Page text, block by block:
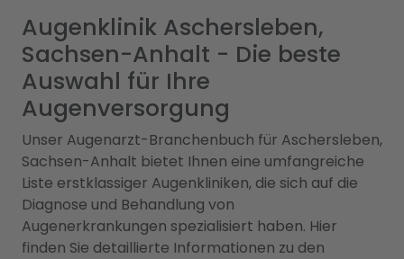
Augenklinik Aschersleben,
Sachsen-Anhalt - Die beste
Auswahl für Ihre
Augenversorgung
Unser Augenarzt-Branchenbuch für Aschersleben,
Sachsen-Anhalt bietet Ihnen eine umfangreiche
Liste erstklassiger Augenkliniken, die sich auf die
Diagnose und Behandlung von
Augenerkrankungen spezialisiert haben. Hier
finden Sie detaillierte Informationen zu den